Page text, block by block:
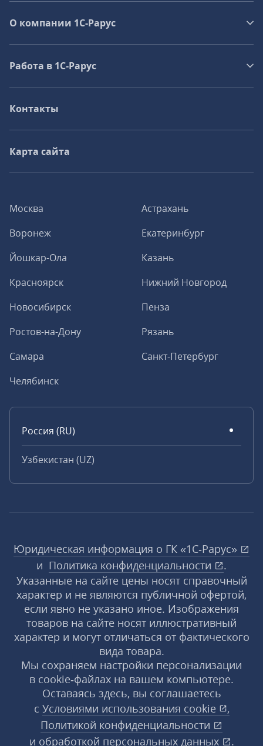
Москва
Астрахань
Воронеж
Екатеринбург
Йошкар-Ола
Казань
Красноярск
Нижний Новгород
Новосибирск
Пенза
Ростов-на-Дону
Рязань
Самара
Санкт-Петербург
Челябинск
Россия (RU)
Узбекистан (UZ)
О компании 1C-Рарус
Работа в 1С‑Рарус
Контакты
Карта сайта
Юридическая информация о ГК «1С‑Рарус»
и Политика конфиденциальности
.
Указанные на сайте цены носят справочный
характер и не являются публичной офертой,
если явно не указано иное. Изображения
товаров на сайте носят иллюстративный
характер и могут отличаться от фактического
вида товара.
Мы сохраняем настройки персонализации
в cookie‑файлах на вашем компьютере.
Оставаясь здесь, вы соглашаетесь
с Условиями использования cookie
,
Политикой конфиденциальности
и обработкой персональных данных .